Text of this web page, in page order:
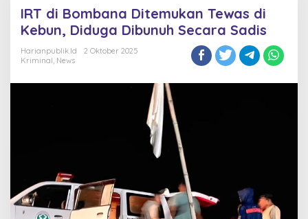
T
d
B
m
u
k
IRT di Bombana Ditemukan Tewas di
Kebun, Diduga Dibunuh Secara Sadis
Harianpublik.id
2 Oktober 2025
Kriminal, News